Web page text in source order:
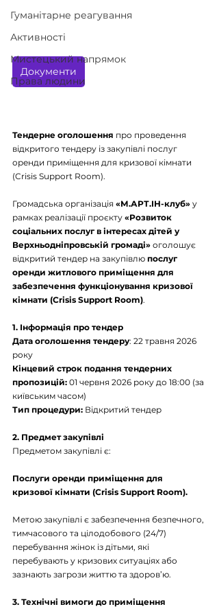
Гуманітарне реагування
Активності
Мистецький напрямок
Права людини
Документи
Тендерне оголошення про проведення
відкритого тендеру із закупівлі послуг
оренди приміщення для кризової кімнати
(Crisis Support Room).
Громадська організація «М.АРТ.ІН-клуб» у
рамках реалізації проєкту «Розвиток
соціальних послуг в інтересах дітей у
Верхньодніпровській громаді» оголошує
відкритий тендер на закупівлю послуг
оренди житлового приміщення для
забезпечення функціонування кризової
кімнати (Crisis Support Room).
1. Інформація про тендер
Дата оголошення тендеру: 22 травня 2026
року
Кінцевий строк подання тендерних
пропозицій: 01 червня 2026 року до 18:00 (за
київським часом)
Тип процедури: Відкритий тендер
2. Предмет закупівлі
Предметом закупівлі є:
Послуги оренди приміщення для
кризової кімнати (Crisis Support Room).
Метою закупівлі є забезпечення безпечного,
тимчасового та цілодобового (24/7)
перебування жінок із дітьми, які
перебувають у кризових ситуаціях або
зазнають загрози життю та здоров’ю.
3. Технічні вимоги до приміщення